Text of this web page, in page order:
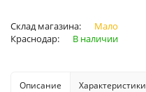
Склад магазина:
Мало
Краснодар:
В наличии
Описание Характеристики